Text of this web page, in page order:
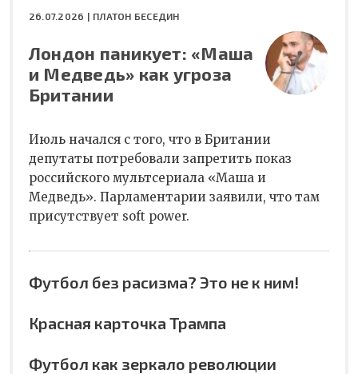
26.07.2026 | ПЛАТОН БЕСЕДИН
Лондон паникует: «Маша
и Медведь» как угроза
Британии
Июль начался с того, что в Британии
депутаты потребовали запретить показ
российского мультсериала «Маша и
Медведь». Парламентарии заявили, что там
присутствует soft power.
Футбол без расизма? Это не к ним!
Красная карточка Трампа
Футбол как зеркало революции